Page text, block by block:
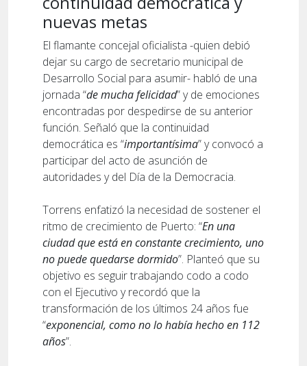
nuevas metas
El flamante concejal oficialista -quien debió
dejar su cargo de secretario municipal de
Desarrollo Social para asumir- habló de una
jornada “de mucha felicidad” y de emociones
encontradas por despedirse de su anterior
función. Señaló que la continuidad
democrática es “importantísima” y convocó a
participar del acto de asunción de
autoridades y del Día de la Democracia.
Torrens enfatizó la necesidad de sostener el
ritmo de crecimiento de Puerto: “En una
ciudad que está en constante crecimiento, uno
no puede quedarse dormido”. Planteó que su
objetivo es seguir trabajando codo a codo
con el Ejecutivo y recordó que la
transformación de los últimos 24 años fue
“exponencial, como no lo había hecho en 112
años”.